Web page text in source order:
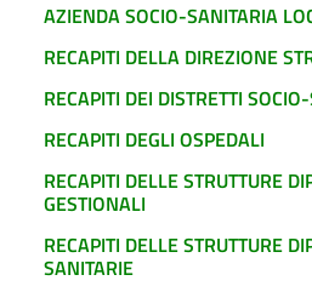
AZIENDA SOCIO-SANITARIA
RECAPITI DELLA DIREZIONE
RECAPITI DEI DISTRETTI
RECAPITI DEGLI OSPEDALI
RECAPITI DELLE STRUTTURE
GESTIONALI
RECAPITI DELLE STRUTTURE
SANITARIE